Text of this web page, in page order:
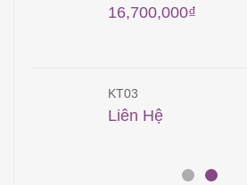
16,700,000₫
KT03
Liên Hệ